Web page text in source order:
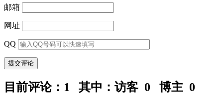
邮箱
网址
QQ
目前评论：1 其中：访客 0 博主 0